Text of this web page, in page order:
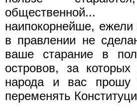
наипокорнейше,
в правлении не
ваше старание в
островов, за
народа и вас прошу
переменять